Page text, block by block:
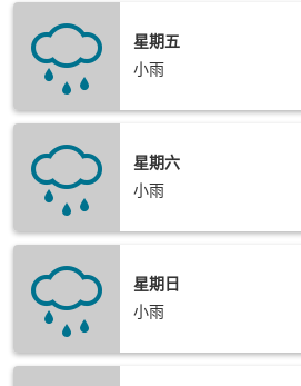
星期五
小雨
星期六
小雨
星期日
小雨